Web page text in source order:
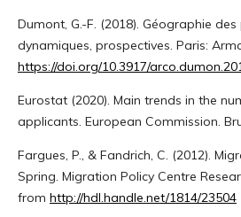
Dumont, G.-F. (2018). Géographie
dynamiques, prospectives. Paris:
https://doi.org/10.3917/
Eurostat (2020). Main trends in the
applicants. European Commission.
Fargues, P., & Fandrich, C. (2012).
Spring. Migration Policy Centre
from http://hdl.handle.net/1814/23504